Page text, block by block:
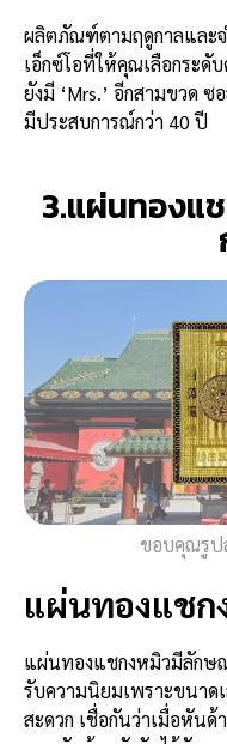
ผลิตภัณฑ์ตามฤดูกาลและ
เอ็กซ์โอที่ให้คุณเลือกระดั
ยังมี ‘Mrs.’ อีกสามขวด
มีประสบการณ์กว่า 40 ปี
3.แผ่นทองแ
ขอบคุณรูป
แผ่นทองแชก
แผ่นทองแชกงหมิวมีลักษ
รับความนิยมเพราะขนาด
สะดวก เชื่อกันว่าเมื่อหัน